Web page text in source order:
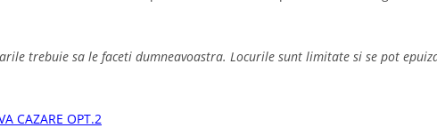
trebuie sa le faceti dumneavoastra. Locurile sunt limitate si se pot
CAZARE OPT.2